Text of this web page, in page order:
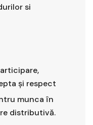
si
şi respect
munca în
distributivă.